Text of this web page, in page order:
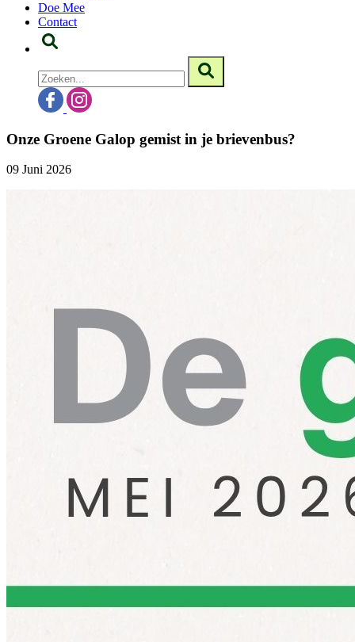
Doe Mee
Contact
Onze Groene Galop gemist in je brievenbus?
09 Juni 2026